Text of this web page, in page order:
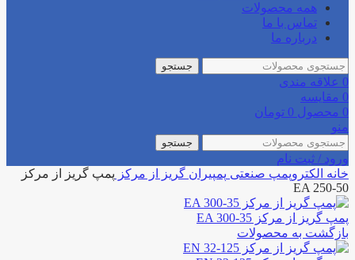
همه محصولات
تماس با ما
درباره ما
جستجو
0 علاقه مندی
0 مقایسه
0 محصول 0 تومان
منو
جستجو
ورود / ثبت نام
خانه الکتروپمپ صنعتی پمپیران گریز از مرکز پمپ گریز از مرکز
EA 250-50
پمپ گریز از مرکز EA 300-35
بازگشت به محصولات